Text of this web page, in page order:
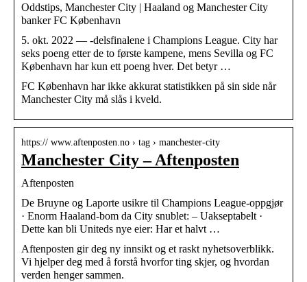
Oddstips, Manchester City | Haaland og Manchester City
banker FC København
5. okt. 2022 — -delsfinalene i Champions League. City har
seks poeng etter de to første kampene, mens Sevilla og FC
København har kun ett poeng hver. Det betyr …
FC København har ikke akkurat statistikken på sin side når
Manchester City må slås i kveld.
https:// www.aftenposten.no › tag › manchester-city
Manchester City – Aftenposten
Aftenposten
De Bruyne og Laporte usikre til Champions League-oppgjør
· Enorm Haaland-bom da City snublet: – Uakseptabelt ·
Dette kan bli Uniteds nye eier: Har et halvt …
Aftenposten gir deg ny innsikt og et raskt nyhetsoverblikk.
Vi hjelper deg med å forstå hvorfor ting skjer, og hvordan
verden henger sammen.